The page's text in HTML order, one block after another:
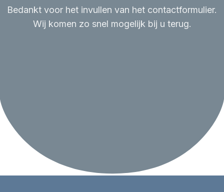
Bedankt voor het invullen van het contactformulier.
Wij komen zo snel mogelijk bij u terug.